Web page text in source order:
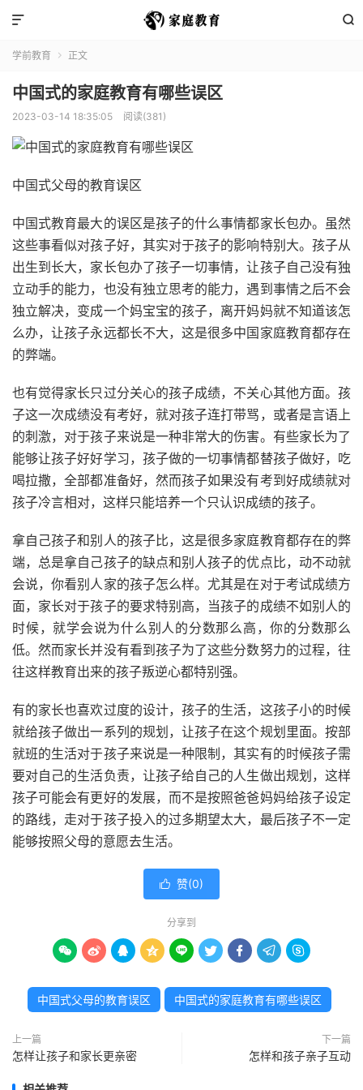


学前教育  正文
中国式的家庭教育有哪些误区
2023-03-14 18:35:05 阅读(381)
中国式父母的教育误区
中国式教育最大的误区是孩子的什么事情都家长包办。虽然
这些事看似对孩子好，其实对于孩子的影响特别大。孩子从
出生到长大，家长包办了孩子一切事情，让孩子自己没有独
立动手的能力，也没有独立思考的能力，遇到事情之后不会
独立解决，变成一个妈宝宝的孩子，离开妈妈就不知道该怎
么办，让孩子永远都长不大，这是很多中国家庭教育都存在
的弊端。
也有觉得家长只过分关心的孩子成绩，不关心其他方面。孩
子这一次成绩没有考好，就对孩子连打带骂，或者是言语上
的刺激，对于孩子来说是一种非常大的伤害。有些家长为了
能够让孩子好好学习，孩子做的一切事情都替孩子做好，吃
喝拉撒，全部都准备好，然而孩子如果没有考到好成绩就对
孩子冷言相对，这样只能培养一个只认识成绩的孩子。
拿自己孩子和别人的孩子比，这是很多家庭教育都存在的弊
端，总是拿自己孩子的缺点和别人孩子的优点比，动不动就
会说，你看别人家的孩子怎么样。尤其是在对于考试成绩方
面，家长对于孩子的要求特别高，当孩子的成绩不如别人的
时候，就学会说为什么别人的分数那么高，你的分数那么
低。然而家长并没有看到孩子为了这些分数努力的过程，往
往这样教育出来的孩子叛逆心都特别强。
有的家长也喜欢过度的设计，孩子的生活，这孩子小的时候
就给孩子做出一系列的规划，让孩子在这个规划里面。按部
就班的生活对于孩子来说是一种限制，其实有的时候孩子需
要对自己的生活负责，让孩子给自己的人生做出规划，这样
孩子可能会有更好的发展，而不是按照爸爸妈妈给孩子设定
的路线，走对于孩子投入的过多期望太大，最后孩子不一定
能够按照父母的意愿去生活。
 赞(0)
分享到
        
中国式父母的教育误区 中国式的家庭教育有哪些误区
上一篇
怎样让孩子和家长更亲密
下一篇
怎样和孩子亲子互动